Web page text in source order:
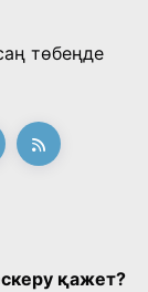
төбеңде
қажет?